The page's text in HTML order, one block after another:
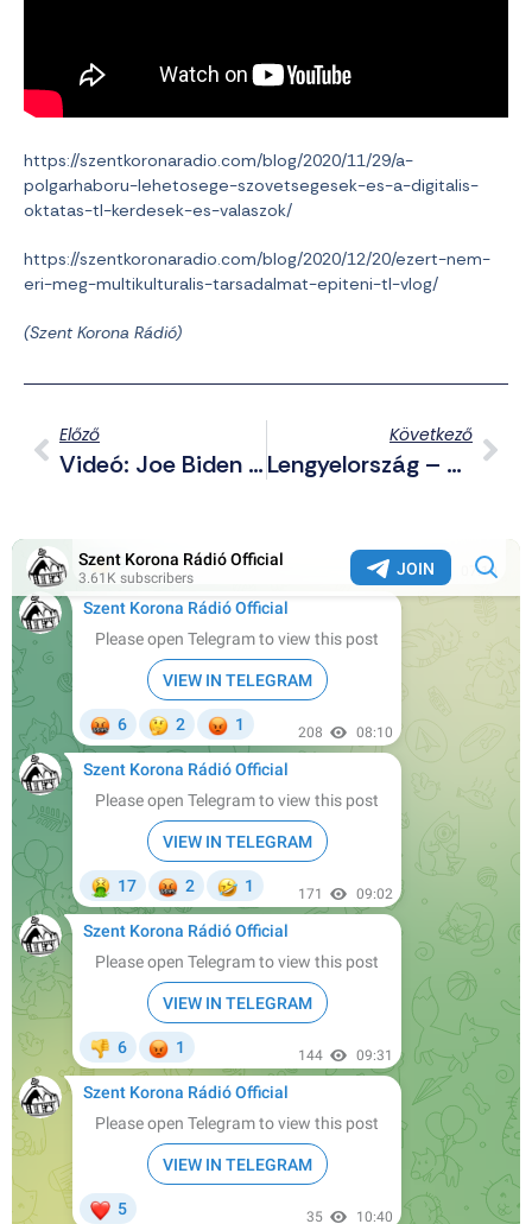
https://szentkoronaradio.com/blog/2020/11/29/a-
polgarhaboru-lehetosege-szovetsegesek-es-a-digitalis-
oktatas-tl-kerdesek-es-valaszok/
https://szentkoronaradio.com/blog/2020/12/20/ezert-nem-
eri-meg-multikulturalis-tarsadalmat-epiteni-tl-vlog/
(Szent Korona Rádió)
Előző
Videó: Joe Biden Alig Várja, Hogy A Fehérek Kihaljanak Az USA-Ban
Következő
Lengyelország – Meggyalázták Jézust És Szűz Máriát Az LMBTQP Mozgalmárok, Börtönbüntetés Várhat Rájuk